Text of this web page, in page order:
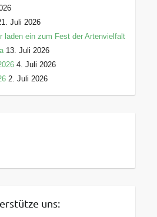
Juli 2026
laden ein zum Fest der Artenvielfalt
13. Juli 2026
4. Juli 2026
2. Juli 2026
uns: